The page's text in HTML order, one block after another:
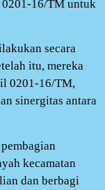
16/TM untuk
secara
itu, mereka
0201-16/TM,
sinergitas antara
kecamatan
dan berbagi